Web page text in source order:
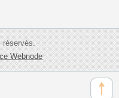
réservés.
Webnode